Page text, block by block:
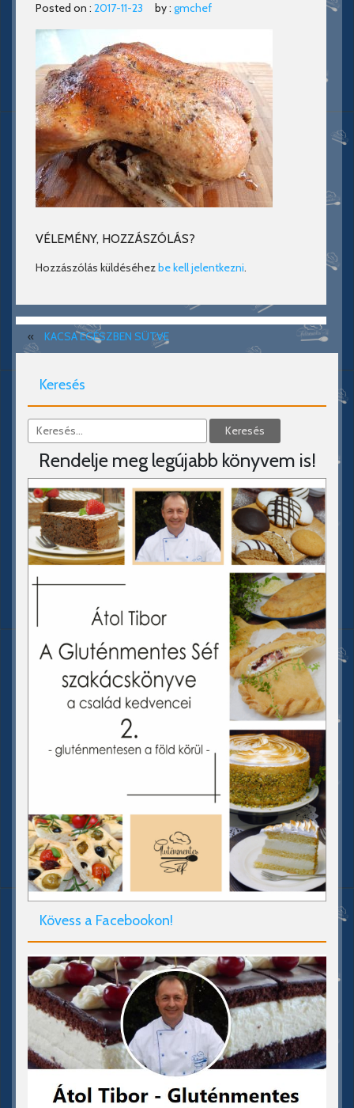
Posted on : 2017-11-23 by : gmchef
VÉLEMÉNY, HOZZÁSZÓLÁS?
Hozzászólás küldéséhezbe kell jelentkezni.
« KACSA EGÉSZBEN SÜTVE
Keresés
Rendelje meg legújabb könyvem is!
Kövess a Facebookon!